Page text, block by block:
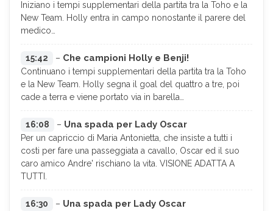
Iniziano i tempi supplementari della partita tra la Toho e la
New Team. Holly entra in campo nonostante il parere del
medico…
15:42 – Che campioni Holly e Benji!
Continuano i tempi supplementari della partita tra la Toho
e la New Team. Holly segna il goal del quattro a tre, poi
cade a terra e viene portato via in barella…
16:08 – Una spada per Lady Oscar
Per un capriccio di Maria Antonietta, che insiste a tutti i
costi per fare una passeggiata a cavallo, Oscar ed il suo
caro amico Andre' rischiano la vita. VISIONE ADATTA A
TUTTI.
16:30 – Una spada per Lady Oscar